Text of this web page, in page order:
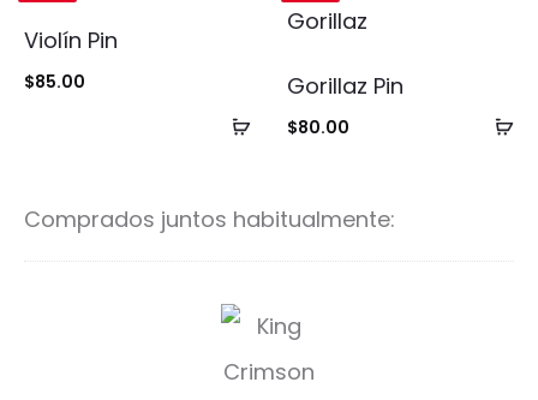
Añadir
Violín Pin
$85.00 Gorillaz Pin
$80.00
Comprados juntos habitualmente:
K
i